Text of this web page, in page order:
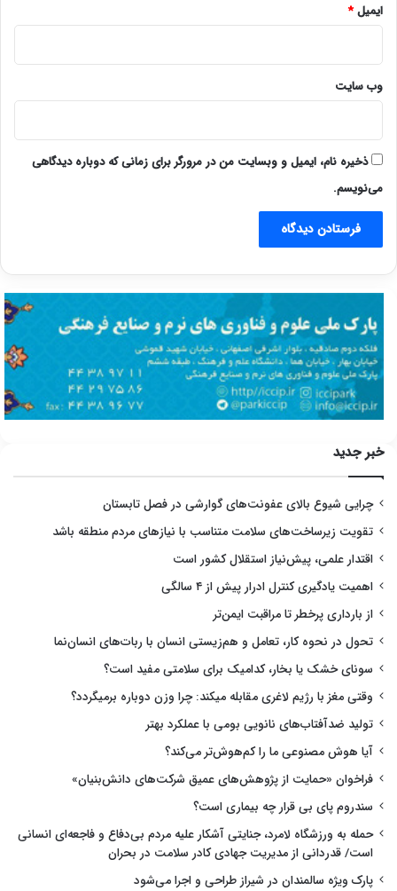
ایمیل*
وب‌ سایت
ذخیره نام، ایمیل و وبسایت من در مرورگر برای زمانی که دوباره دیدگاهی
می‌نویسم.
خبر جدید
چرایی شیوع بالای عفونت‌های گوارشی در فصل تابستان
تقویت زیرساخت‌های سلامت متناسب با نیازهای مردم منطقه باشد
اقتدار علمی، پیش‌نیاز استقلال کشور است
اهمیت یادگیری کنترل ادرار پیش از ۴ سالگی
از بارداری پرخطر تا مراقبت ایمن‌تر
تحول در نحوه کار، تعامل و هم‌زیستی انسان با ربات‌های انسان‌نما
سونای خشک یا بخار، کدامیک برای سلامتی مفید است؟
وقتی مغز با رژیم لاغری مقابله میکند: چرا وزن دوباره برمیگردد؟
تولید ضدآفتاب‌های نانویی بومی با عملکرد بهتر
آیا هوش مصنوعی ما را کم‌هوش‌تر می‌کند؟
فراخوان «حمایت از پژوهش‌های عمیق شرکت‌های دانش‌بنیان»
سندروم پای بی قرار چه بیماری است؟
حمله به ورزشگاه لامرد، جنایتی آشکار علیه مردم بی‌دفاع و فاجعه‌ای انسانی
است/ قدردانی از مدیریت جهادی کادر سلامت در بحران
پارک ویژه سالمندان در شیراز طراحی و اجرا می‌شود